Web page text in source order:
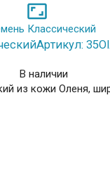

Артикул:
В наличии
из кожи Оленя,